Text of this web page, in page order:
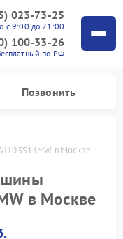
023-73-25
с 9:00 до 21:00
100-33-26
по РФ
Позвонить
в Москве
в Москве